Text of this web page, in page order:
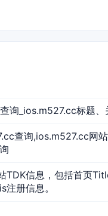
询_ios.m527.cc标题、
查询,ios.m527.cc网
TDK信息，包括首页
册信息。